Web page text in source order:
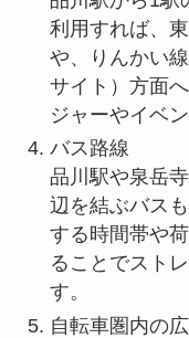
利用すれば、
や、りんかい
サイト）方面
ジャーやイベ
バス路線
品川駅や泉岳
辺を結ぶバス
する時間帯や
ることでスト
す。
自転車圏内の